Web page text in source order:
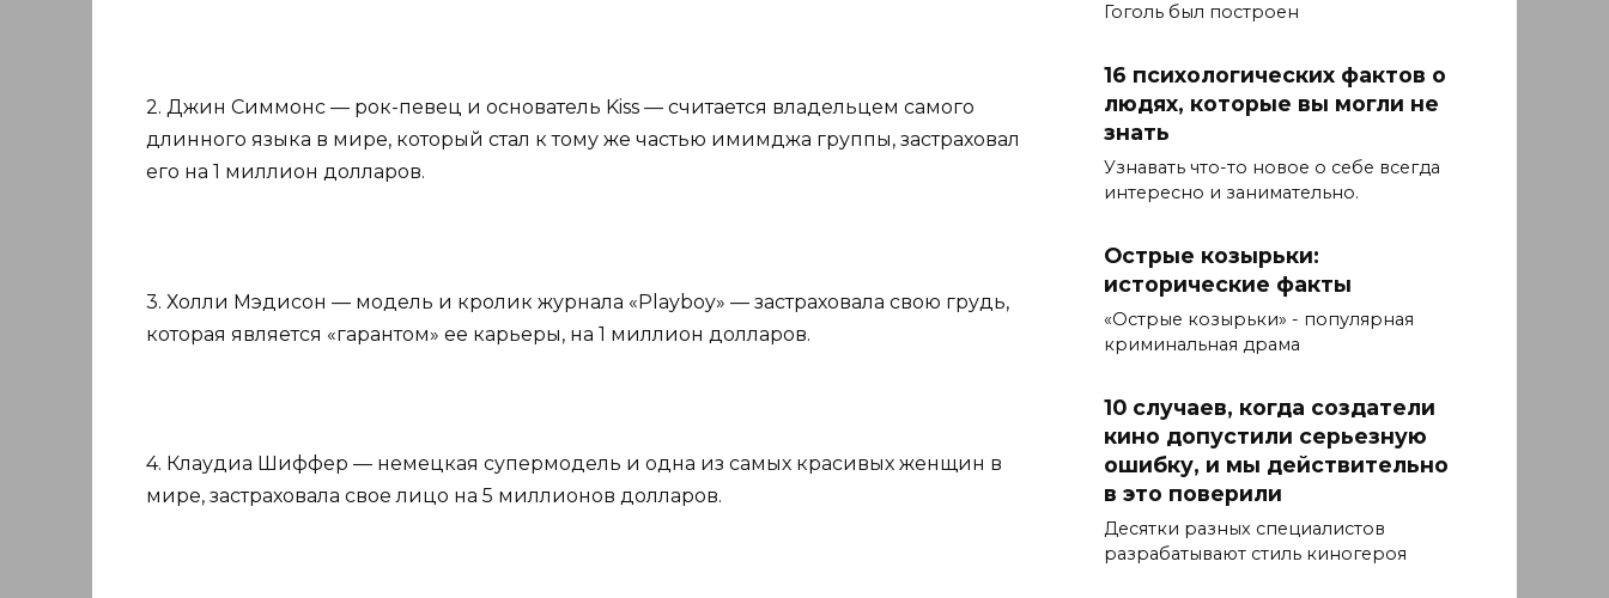
2. Джин Симмонс — рок-певец и основатель Kiss — считается владельцем самого
длинного языка в мире, который стал к тому же частью имимджа группы, застраховал
его на 1 миллион долларов.
3. Холли Мэдисон — модель и кролик журнала «Playboy» — застраховала свою грудь,
которая является «гарантом» ее карьеры, на 1 миллион долларов.
4. Клаудиа Шиффер — немецкая супермодель и одна из самых красивых женщин в
мире, застраховала свое лицо на 5 миллионов долларов.
Гоголь был построен
16 психологических фактов о
людях, которые вы могли не
знать
Узнавать что-то новое о себе всегда
интересно и занимательно.
Острые козырьки:
исторические факты
«Острые козырьки» - популярная
криминальная драма
10 случаев, когда создатели
кино допустили серьезную
ошибку, и мы действительно
в это поверили
Десятки разных специалистов
разрабатывают стиль киногероя